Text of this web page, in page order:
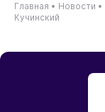
Главная • Новости •
Кучинский